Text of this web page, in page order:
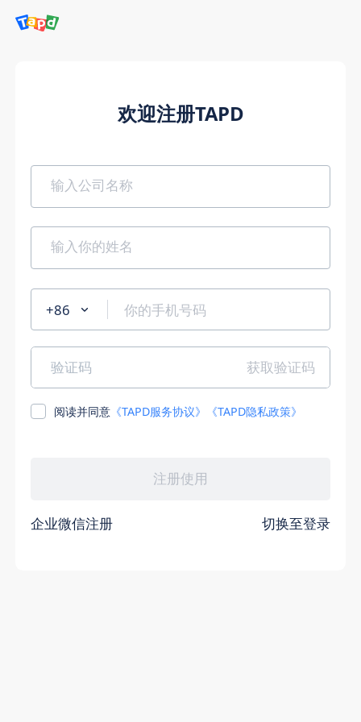
欢迎注册TAPD
+86
阅读并同意《TAPD服务协议》 《TAPD隐私政策》
企业微信注册 切换至登录